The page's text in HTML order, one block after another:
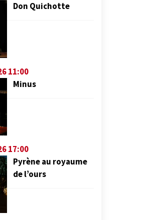
Don Quichotte
11:00
Minus
17:00
Pyrène au royaume
de l’ours